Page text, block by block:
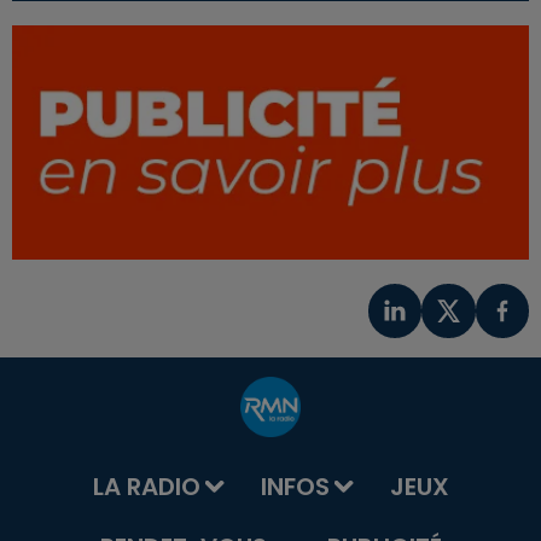
LA RADIO INFOS
JEUX